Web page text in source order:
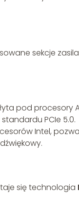
sekcje
pod procesory
PCIe 5.0.
Intel,
się technologia